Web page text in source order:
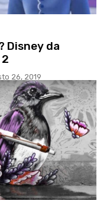
Disney da
26, 2019